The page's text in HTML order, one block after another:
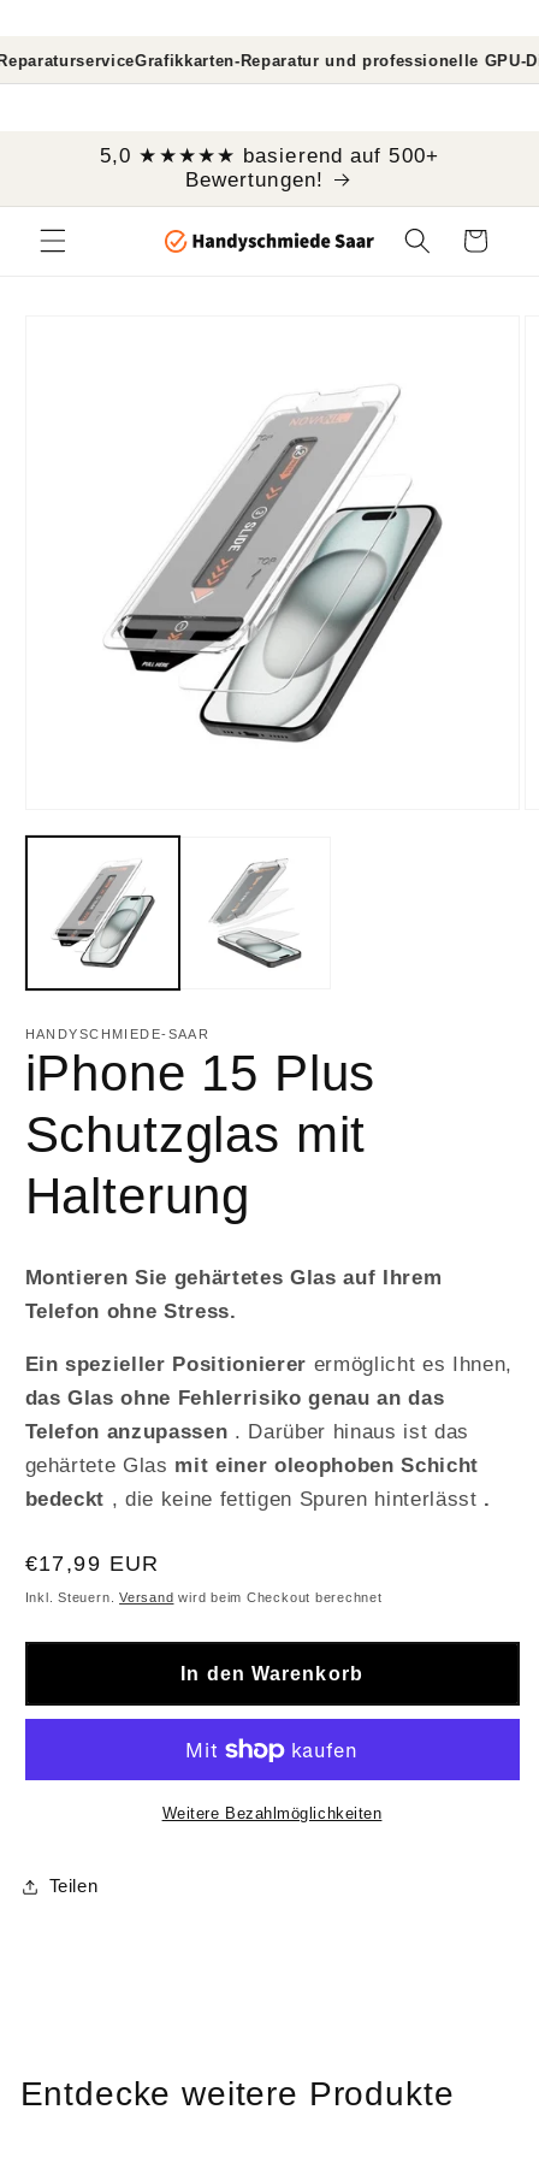
InhaltGrafikkarten-Reparatur und professionelle GPU-
5,0 ★★★★★ basierend auf 500+
Bewertungen!
Warenkorb
HANDYSCHMIEDE-SAAR
iPhone 15 Plus
Schutzglas mit
Halterung
Montieren Sie gehärtetes Glas auf Ihrem
Telefon ohne Stress.
Ein spezieller Positionierer ermöglicht es Ihnen,
das Glas ohne Fehlerrisiko genau an das
Telefon anzupassen . Darüber hinaus ist das
gehärtete Glas mit einer oleophoben Schicht
bedeckt , die keine fettigen Spuren hinterlässt .
Normaler
Preis
€17,99 EUR
Inkl. Steuern.Versand wird beim Checkout berechnet
In den Warenkorb
Weitere Bezahlmöglichkeiten
Teilen
Entdecke weitere Produkte